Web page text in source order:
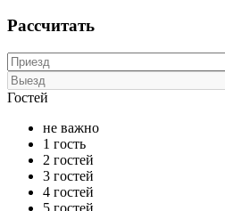
Рассчитать
Гостей
не важно
1 гость
2 гостей
3 гостей
4 гостей
5 гостей